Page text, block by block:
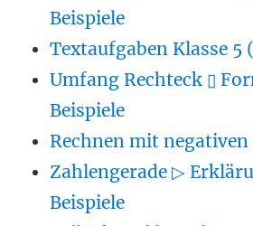
Beispiele
Textaufgaben Klasse
Umfang Rechteck ▯
Beispiele
Rechnen mit
Zahlengerade ▷
Beispiele